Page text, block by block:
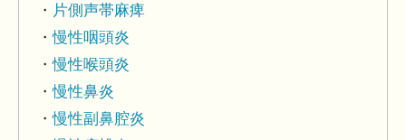
片側声帯麻痺
慢性咽頭炎
慢性喉頭炎
慢性鼻炎
慢性副鼻腔炎